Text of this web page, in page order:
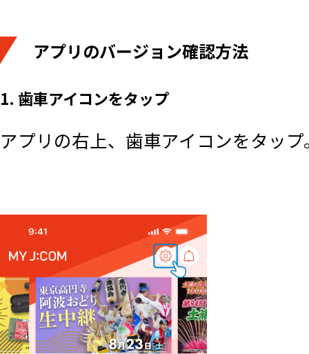
アプリのバージョン確認方法
1. 歯車アイコンをタップ
アプリの右上、歯車アイコンをタップ